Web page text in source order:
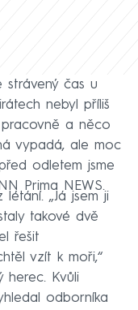
strávený čas u
nebyl příliš
pracovně a něco
vypadá, ale moc
odletem jsme
Prima NEWS.
„Já jsem ji
takové dvě
řešit
vzít k moři,“
herec. Kvůli
odborníka